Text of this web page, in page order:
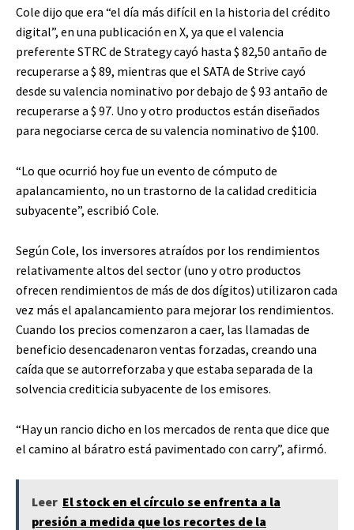
Cole dijo que era “el día más difícil en la historia del crédito
digital”, en una publicación en X, ya que el valencia
preferente STRC de Strategy cayó hasta $ 82,50 antaño de
recuperarse a $ 89, mientras que el SATA de Strive cayó
desde su valencia nominativo por debajo de $ 93 antaño de
recuperarse a $ 97. Uno y otro productos están diseñados
para negociarse cerca de su valencia nominativo de $100.
“Lo que ocurrió hoy fue un evento de cómputo de
apalancamiento, no un trastorno de la calidad crediticia
subyacente”, escribió Cole.
Según Cole, los inversores atraídos por los rendimientos
relativamente altos del sector (uno y otro productos
ofrecen rendimientos de más de dos dígitos) utilizaron cada
vez más el apalancamiento para mejorar los rendimientos.
Cuando los precios comenzaron a caer, las llamadas de
beneficio desencadenaron ventas forzadas, creando una
caída que se autorreforzaba y que estaba separada de la
solvencia crediticia subyacente de los emisores.
“Hay un rancio dicho en los mercados de renta que dice que
el camino al báratro está pavimentado con carry”, afirmó.
Leer El stock en el círculo se enfrenta a la
presión a medida que los recortes de la